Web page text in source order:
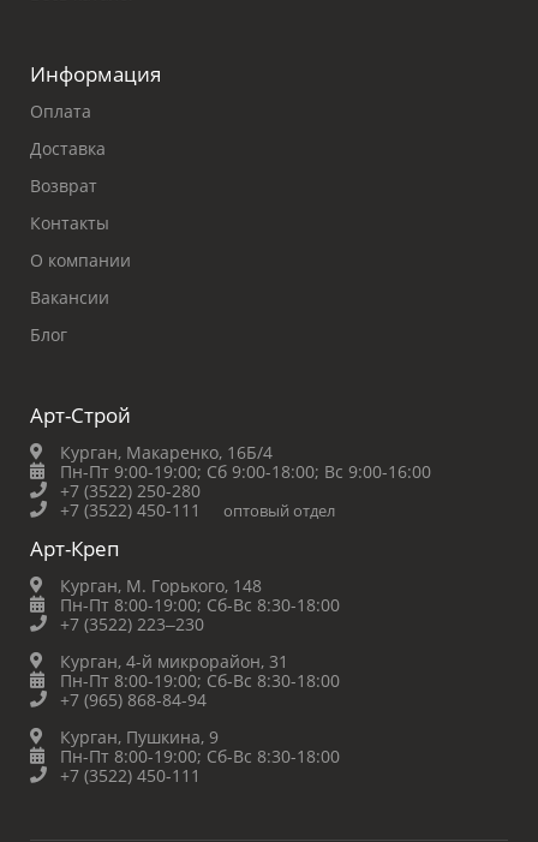
Информация
Оплата
Доставка
Возврат
Контакты
О компании
Вакансии
Блог
Арт-Строй
Курган, Макаренко, 16Б/4
Пн-Пт 9:00-19:00; Сб 9:00-18:00; Вс 9:00-16:00
+7 (3522) 250-280
+7 (3522) 450-111
оптовый отдел
Арт-Креп
Курган, М. Горького, 148
Пн-Пт 8:00-19:00; Сб-Вс 8:30-18:00
+7 (3522) 223‒230
Курган, 4-й микрорайон, 31
Пн-Пт 8:00-19:00; Сб-Вс 8:30-18:00
+7 (965) 868-84-94
Курган, Пушкина, 9
Пн-Пт 8:00-19:00; Сб-Вс 8:30-18:00
+7 (3522) 450-111